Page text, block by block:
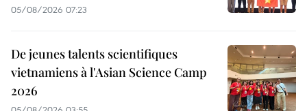
05/08/2026 07:23
De jeunes talents scientifiques
vietnamiens à l'Asian Science Camp
2026